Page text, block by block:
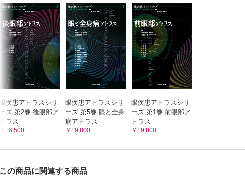
視力が低下したため濾過胞再建術を行った症例
手術と周術期管理／濾過胞感染症 （有村尚
偽水晶体眼の線維柱帯切除術後にみられた
悪性緑内障（毛様体ブロック緑内障）
外傷性緑内障
症状進行の評価と長期管理
眼圧下降治療の開始と効果判定
視野障害の進行評価と視神経乳頭変化
薬剤毒性と眼表面の管理
周術期の管理
所見，症状／狭隅角 （三嶋弘一）
瞳孔ブロックの関与する原発閉塞隅角症疑いの症例とプラトー虹彩を
所見，症状／急性原発閉塞隅角症 （古藤雅子，酒井 寛）
乳頭陥凹は，乳頭径に注意!
眼疾患アトラスシリ
ーズ 第2巻 後眼部ア
トラス
￥16,500
眼疾患アトラスシリ
ーズ 第5巻 眼と全身
病アトラス
￥19,800
眼疾患アトラスシリ
ーズ 第1巻 前眼部ア
トラス
￥19,800
この商品に関連する商品